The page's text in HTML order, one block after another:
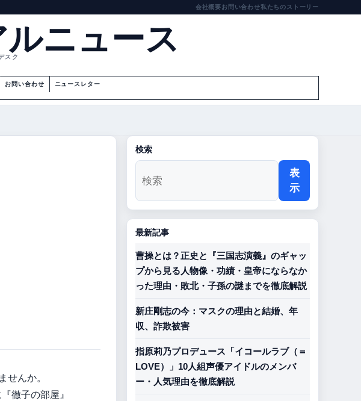
会社概要お問い合わせ私たちのストーリー
ニュース
スク
お問い合わせ ニュースレター
んか。
徹子の部屋』
検索
表
示
最新記事
曹操とは？正史と『三国志演義』のギャッ
プから見る人物像・功績・皇帝にならなか
った理由・敗北・子孫の謎までを徹底解説
新庄剛志の今：マスクの理由と結婚、年
収、詐欺被害
指原莉乃プロデュース「イコールラブ（＝
LOVE）」10人組声優アイドルのメンバ
ー・人気理由を徹底解説